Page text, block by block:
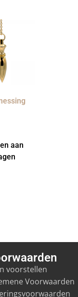
aan
voorstellen
Voorwaarden